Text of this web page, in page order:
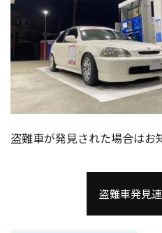
盗難車が発見された場合はお
盗難車発見